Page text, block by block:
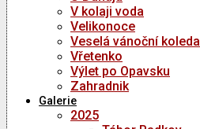
V kolaji voda
Velikonoce
Veselá vánoční koleda
Vřetenko
Výlet po Opavsku
Zahradnik
Galerie
2025